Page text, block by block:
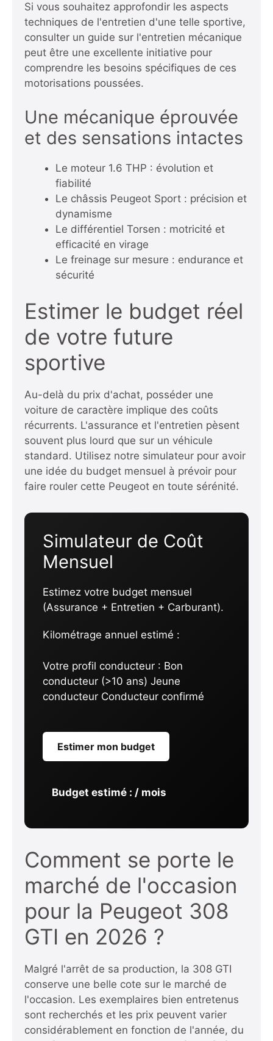
Si vous souhaitez approfondir les aspects
techniques de l'entretien d'une telle sportive,
consulter un guide sur l'entretien mécanique
peut être une excellente initiative pour
comprendre les besoins spécifiques de ces
motorisations poussées.
Une mécanique éprouvée
et des sensations intactes
Le moteur 1.6 THP : évolution et
fiabilité
Le châssis Peugeot Sport : précision et
dynamisme
Le différentiel Torsen : motricité et
efficacité en virage
Le freinage sur mesure : endurance et
sécurité
Estimer le budget réel
de votre future
sportive
Au-delà du prix d'achat, posséder une
voiture de caractère implique des coûts
récurrents. L'assurance et l'entretien pèsent
souvent plus lourd que sur un véhicule
standard. Utilisez notre simulateur pour avoir
une idée du budget mensuel à prévoir pour
faire rouler cette Peugeot en toute sérénité.
Simulateur de Coût
Mensuel
Estimez votre budget mensuel
(Assurance + Entretien + Carburant).
Kilométrage annuel estimé :
Votre profil conducteur : Bon
conducteur (>10 ans) Jeune
conducteur Conducteur confirmé
Estimer mon budget
Budget estimé : / mois
Comment se porte le
marché de l'occasion
pour la Peugeot 308
GTI en 2026 ?
Malgré l'arrêt de sa production, la 308 GTI
conserve une belle cote sur le marché de
l'occasion. Les exemplaires bien entretenus
sont recherchés et les prix peuvent varier
considérablement en fonction de l'année, du